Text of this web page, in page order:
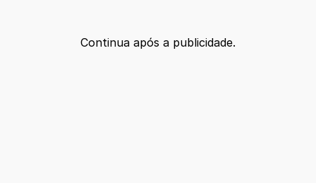
Continua após a publicidade.